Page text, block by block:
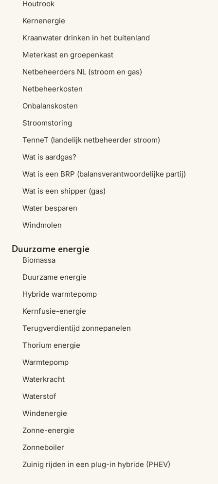
Houtrook
Kernenergie
Kraanwater drinken in het buitenland
Meterkast en groepenkast
Netbeheerders NL (stroom en gas)
Netbeheerkosten
Onbalanskosten
Stroomstoring
TenneT (landelijk netbeheerder stroom)
Wat is aardgas?
Wat is een BRP (balansverantwoordelijke partij)
Wat is een shipper (gas)
Water besparen
Windmolen
Duurzame energie
Biomassa
Duurzame energie
Hybride warmtepomp
Kernfusie-energie
Terugverdientijd zonnepanelen
Thorium energie
Warmtepomp
Waterkracht
Waterstof
Windenergie
Zonne-energie
Zonneboiler
Zuinig rijden in een plug-in hybride (PHEV)